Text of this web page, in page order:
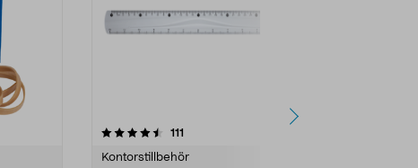
111
Kontorstillbehör
4.0 av 5 stjärnor